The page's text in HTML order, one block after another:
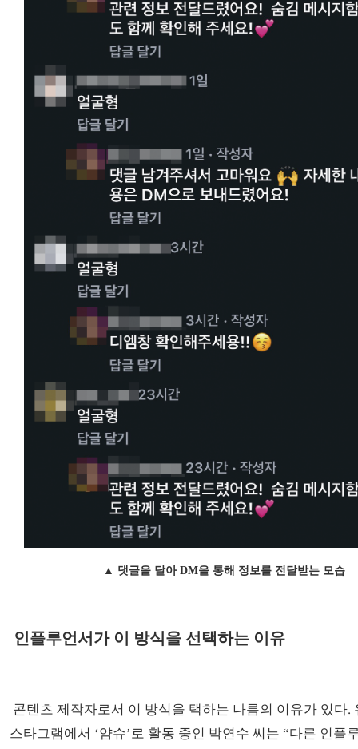
▲ 댓글을 달아 DM을 통해 정보를 전달받는 모습
인플루언서가 이 방식을 선택하는 이유
콘텐츠 제작자로서 이 방식을 택하는 나름의 이유가 있다.
스타그램에서 ‘얌슈’로 활동 중인 박연수 씨는 “다른 인플